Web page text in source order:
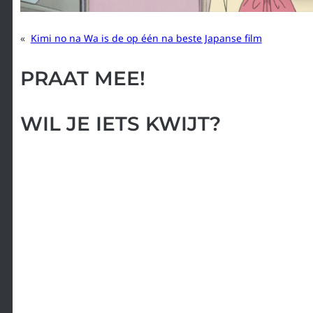
« Kimi no na Wa is de op één na beste Japanse film
PRAAT MEE!
WIL JE IETS KWIJT?